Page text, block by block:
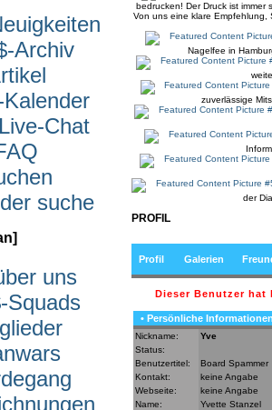
Archiv
Chat
suche
uns
Squads
bedrucken! Der Druck ist
Von uns eine klare Empfehlung,
Nagelfee in
zuverlässige
der
PROFIL
Profil Galerien
Dieser Benutzer hat
• Persönliche
Nickname:
Yve
Status:
Benutzertitel:
Board Spammer
Kontakt:
keine Angabe
Webseite:
keine Angabe
Name:
Yvette Stanzel